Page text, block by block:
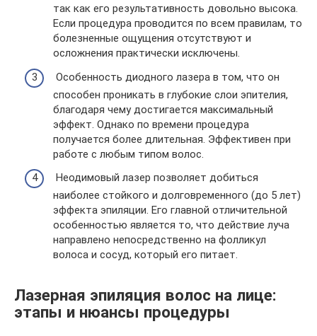
так как его результативность довольно высока.
Если процедура проводится по всем правилам, то
болезненные ощущения отсутствуют и
осложнения практически исключены.
Особенность диодного лазера в том, что он
способен проникать в глубокие слои эпителия,
благодаря чему достигается максимальный
эффект. Однако по времени процедура
получается более длительная. Эффективен при
работе с любым типом волос.
Неодимовый лазер позволяет добиться
наиболее стойкого и долговременного (до 5 лет)
эффекта эпиляции. Его главной отличительной
особенностью является то, что действие луча
направлено непосредственно на фолликул
волоса и сосуд, который его питает.
Лазерная эпиляция волос на лице:
этапы и нюансы процедуры